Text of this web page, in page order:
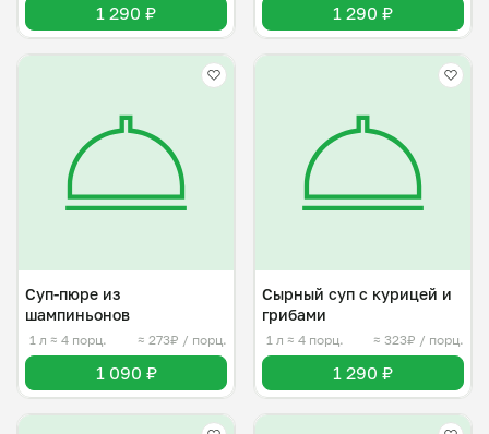
1 290 ₽ 1 290 ₽
Суп-пюре из
шампиньонов
1 л ≈ 4 порц. ≈ 273₽ / порц.
1 090 ₽
Сырный суп с курицей и
грибами
1 л ≈ 4 порц. ≈ 323₽ / порц.
1 290 ₽